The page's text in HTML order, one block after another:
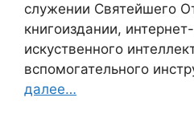
служении Святейшего
книгоиздании,
искуственного
вспомогательного
далее…